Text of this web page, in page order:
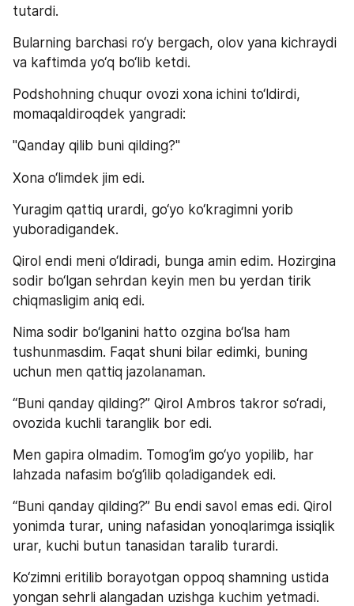
tutardi.
Bularning barchasi ro‘y bergach, olov yana kichraydi
va kaftimda yo‘q bo‘lib ketdi.
Podshohning chuqur ovozi xona ichini to‘ldirdi,
momaqaldiroqdek yangradi:
"Qanday qilib buni qilding?"
Xona o‘limdek jim edi.
Yuragim qattiq urardi, go‘yo ko‘kragimni yorib
yuboradigandek.
Qirol endi meni o‘ldiradi, bunga amin edim. Hozirgina
sodir bo‘lgan sehrdan keyin men bu yerdan tirik
chiqmasligim aniq edi.
Nima sodir bo‘lganini hatto ozgina bo‘lsa ham
tushunmasdim. Faqat shuni bilar edimki, buning
uchun men qattiq jazolanaman.
“Buni qanday qilding?” Qirol Ambros takror so‘radi,
ovozida kuchli taranglik bor edi.
Men gapira olmadim. Tomog‘im go‘yo yopilib, har
lahzada nafasim bo‘g‘ilib qoladigandek edi.
“Buni qanday qilding?” Bu endi savol emas edi. Qirol
yonimda turar, uning nafasidan yonoqlarimga issiqlik
urar, kuchi butun tanasidan taralib turardi.
Ko‘zimni eritilib borayotgan oppoq shamning ustida
yongan sehrli alangadan uzishga kuchim yetmadi.